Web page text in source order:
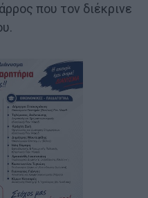
που τον διέκρινε